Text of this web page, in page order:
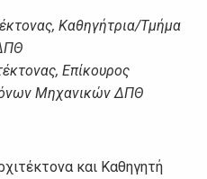
Καθηγήτρια/Τμήμα
Επίκουρος
Μηχανικών ΔΠΘ
και Καθηγητή